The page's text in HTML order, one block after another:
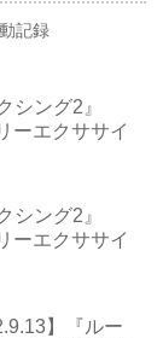
記録
シング2』
ーエクササイ
シング2』
ーエクササイ
】『ルー